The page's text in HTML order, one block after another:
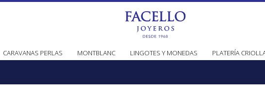
CARAVANAS PERLAS MONTBLANC LINGOTES Y MONEDAS PLATERÍA